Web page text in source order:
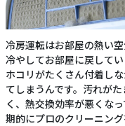
冷房運転はお部屋の熱い
冷やしてお部屋に戻して
ホコリがたくさん付着し
てしまうんです。汚れが
く、熱交換効率が悪くな
期的にプロのクリーニン